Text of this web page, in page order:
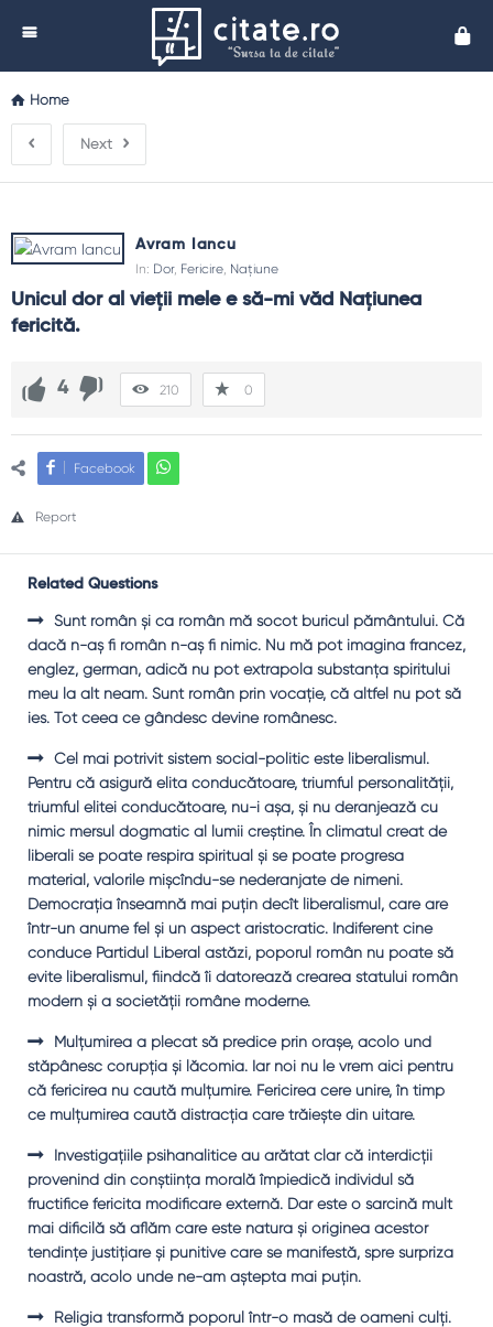
Home
Next
Avram Iancu
In: Dor, Fericire, Națiune
Unicul dor al vieţii mele e să-mi văd Naţiunea
fericită.
4 210 0
Facebook
Report
Related Questions
Sunt român şi ca român mă socot buricul pământului. Că
dacă n-aş fi român n-aş fi nimic. Nu mă pot imagina francez,
englez, german, adică nu pot extrapola substanţa spiritului
meu la alt neam. Sunt român prin vocaţie, că altfel nu pot să
ies. Tot ceea ce gândesc devine românesc.
Cel mai potrivit sistem social-politic este liberalismul.
Pentru că asigură elita conducătoare, triumful personalităţii,
triumful elitei conducătoare, nu-i aşa, şi nu deranjează cu
nimic mersul dogmatic al lumii creştine. În climatul creat de
liberali se poate respira spiritual şi se poate progresa
material, valorile mişcîndu-se nederanjate de nimeni.
Democraţia înseamnă mai puţin decît liberalismul, care are
într-un anume fel şi un aspect aristocratic. Indiferent cine
conduce Partidul Liberal astăzi, poporul român nu poate să
evite liberalismul, fiindcă îi datorează crearea statului român
modern şi a societăţii române moderne.
Mulţumirea a plecat să predice prin oraşe, acolo und
stăpânesc corupţia şi lăcomia. Iar noi nu le vrem aici pentru
că fericirea nu caută mulţumire. Fericirea cere unire, în timp
ce mulţumirea caută distracţia care trăieşte din uitare.
Investigaţiile psihanalitice au arătat clar că interdicţii
provenind din conştiinţa morală împiedică individul să
fructifice fericita modificare externă. Dar este o sarcină mult
mai dificilă să aflăm care este natura şi originea acestor
tendinţe justiţiare şi punitive care se manifestă, spre surpriza
noastră, acolo unde ne-am aştepta mai puţin.
Religia transformă poporul într-o masă de oameni culţi.